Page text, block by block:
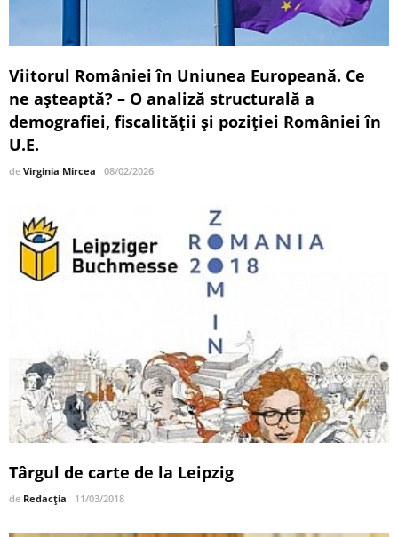
Viitorul României în Uniunea Europeană. Ce
ne așteaptă? – O analiză structurală a
demografiei, fiscalității și poziției României în
U.E.
de Virginia Mircea 08/02/2026
Târgul de carte de la Leipzig
de Redacția 11/03/2018